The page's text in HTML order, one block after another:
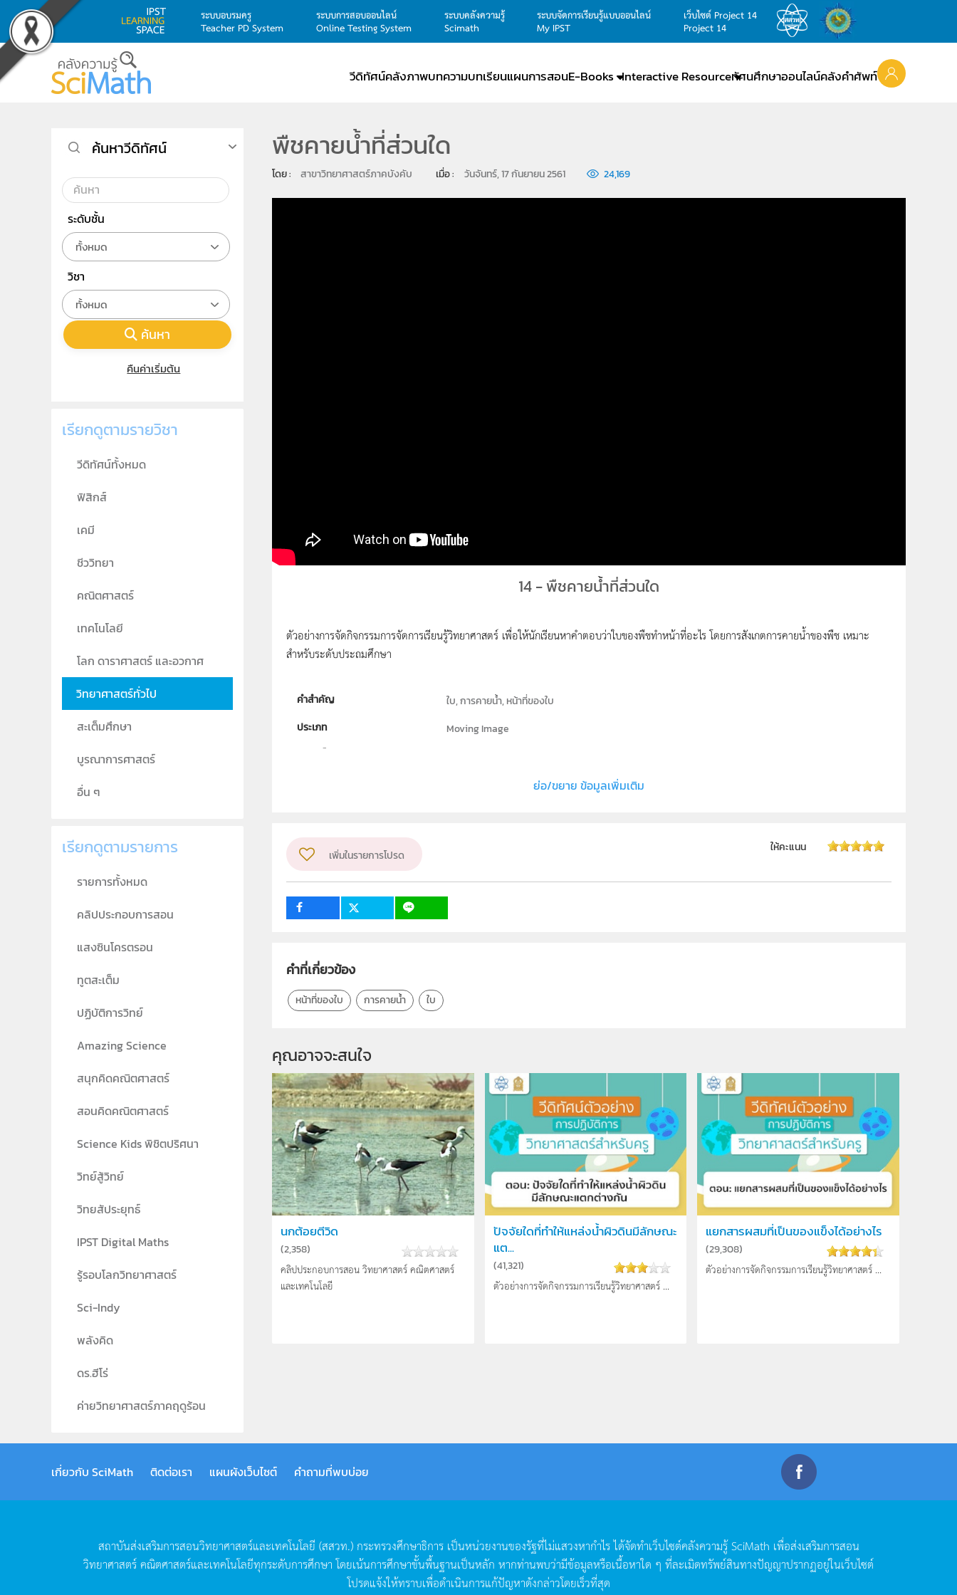
Skip to main content
ระบบอบรมครู
Teacher PD System
ระบบการสอบออนไลน์
Online Testing System
ระบบคลังความรู้
Scimath
ระบบจัดการเรียนรู้แบบออนไลน์
My IPST
เว็บไซต์ Project 14
Project 14
วีดิทัศน์คลังภาพบทความบทเรียนแผนการสอนE-Books Interactive Resourceทัศนศึกษาออนไลน์คลังคำศัพท์
พืชคายน้ำที่ส่วนใด
โดย : สาขาวิทยาศาสตร์ภาคบังคับ เมื่อ : วันจันทร์, 17 กันยายน 2561 24,169
14 - พืชคายน้ำที่ส่วนใด
ตัวอย่างการจัดกิจกรรมการจัดการเรียนรู้วิทยาศาสตร์ เพื่อให้นักเรียนหาคำตอบว่าใบของพืชทำหน้าที่อะไร โดยการสังเกตการคายน้ำของพืช เหมาะ
สำหรับระดับประถมศึกษา
คำสำคัญ
ใบ, การคายน้ำ, หน้าที่ของใบ
ประเภท
Moving Image
สาขาวิทยาศาสตร์ภาคบังคับย่อ/ขยาย ข้อมูลเพิ่มเติม
เพิ่มในรายการโปรด
ให้คะแนน
คำที่เกี่ยวข้อง
หน้าที่ของใบ การคายน้ำ ใบ
คุณอาจจะสนใจ
นกต้อยตีวิด
(2,358)
คลิปประกอบการสอน วิทยาศาสตร์ คณิตศาสตร์
และเทคโนโลยี
ปัจจัยใดที่ทำให้แหล่งน้ำผิวดินมีลักษณะ
แต...
(41,321)
ตัวอย่างการจัดกิจกรรมการเรียนรู้วิทยาศาสตร์ ...
แยกสารผสมที่เป็นของแข็งได้อย่างไร
(29,308)
ตัวอย่างการจัดกิจกรรมการเรียนรู้วิทยาศาสตร์ ...
ค้นหาวีดิทัศน์
ระดับชั้น
ทั้งหมด
วิชา
ทั้งหมด
ค้นหา
คืนค่าเริ่มต้น
เรียกดูตามรายวิชา
วีดิทัศน์ทั้งหมด
ฟิสิกส์
เคมี
ชีววิทยา
คณิตศาสตร์
เทคโนโลยี
โลก ดาราศาสตร์ และอวกาศ
วิทยาศาสตร์ทั่วไป
สะเต็มศึกษา
บูรณาการศาสตร์
อื่น ๆ
เรียกดูตามรายการ
รายการทั้งหมด
คลิปประกอบการสอน
แสงซินโครตรอน
ทูตสะเต็ม
ปฏิบัติการวิทย์
Amazing Science
สนุกคิดคณิตศาสตร์
สอนคิดคณิตศาสตร์
Science Kids พิชิตปริศนา
วิทย์สู้วิทย์
วิทยสัประยุทธ์
IPST Digital Maths
รู้รอบโลกวิทยาศาสตร์
Sci-Indy
พลังคิด
ดร.ฮีโร่
ค่ายวิทยาศาสตร์ภาคฤดูร้อน
เกี่ยวกับ SciMath ติดต่อเรา แผนผังเว็บไซต์ คำถามที่พบบ่อย
สถาบันส่งเสริมการสอนวิทยาศาสตร์และเทคโนโลยี (สสวท.) กระทรวงศึกษาธิการ เป็นหน่วยงานของรัฐที่ไม่แสวงหากำไรได้จัดทำเว็บไซต์คลังความรู้SciMath เพื่อส่งเสริมการสอน
วิทยาศาสตร์คณิตศาสตร์และเทคโนโลยีทุกระดับการศึกษา โดยเน้นการศึกษาขั้นพื้นฐานเป็นหลัก หากท่านพบว่ามีข้อมูลหรือเนื้อหาใด ๆ ที่ละเมิดทรัพย์สินทางปัญญาปรากฏอยู่ในเว็บไซต์
โปรดแจ้งให้ทราบเพื่อดำเนินการแก้ปัญหาดังกล่าวโดยเร็วที่สุด